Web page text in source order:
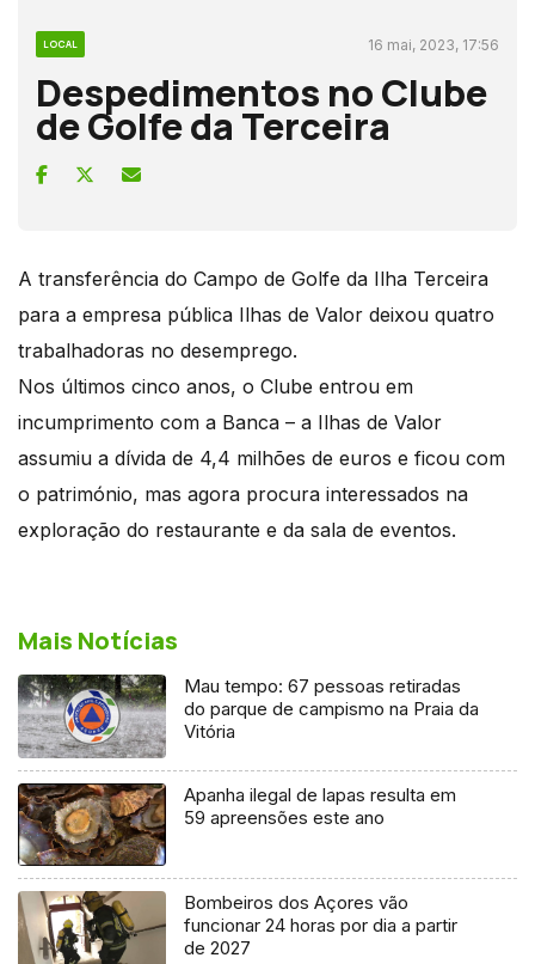
LOCAL 16 mai, 2023, 17:56
Despedimentos no Clube
de Golfe da Terceira
A transferência do Campo de Golfe da Ilha Terceira
para a empresa pública Ilhas de Valor deixou quatro
trabalhadoras no desemprego.
Nos últimos cinco anos, o Clube entrou em
incumprimento com a Banca – a Ilhas de Valor
assumiu a dívida de 4,4 milhões de euros e ficou com
o património, mas agora procura interessados na
exploração do restaurante e da sala de eventos.
Mais Notícias
Mau tempo: 67 pessoas retiradas
do parque de campismo na Praia da
Vitória
Apanha ilegal de lapas resulta em
59 apreensões este ano
Bombeiros dos Açores vão
funcionar 24 horas por dia a partir
de 2027